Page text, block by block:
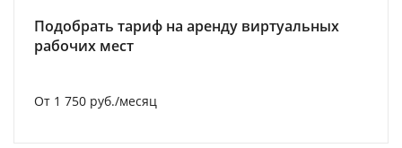
Подобрать тариф на аренду виртуальных
рабочих мест
От 1 750 руб./месяц